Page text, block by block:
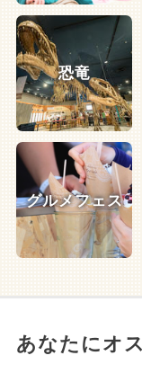
恐竜
グルメフェス
あなたにオ